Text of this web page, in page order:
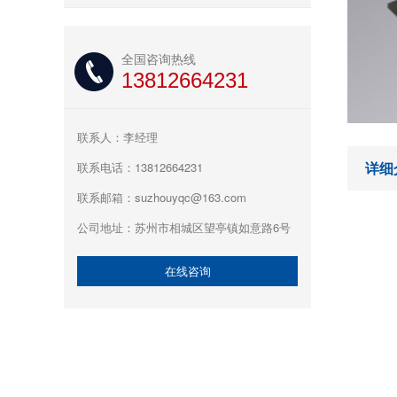
全国咨询热线
13812664231
联系人：李经理
联系电话：13812664231
联系邮箱：suzhouyqc@163.com
公司地址：苏州市相城区望亭镇如意路6号
在线咨询
详